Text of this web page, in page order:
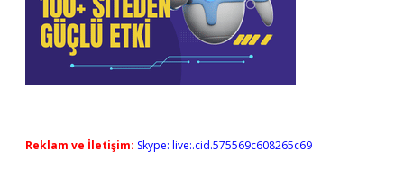
Reklam ve İletişim: Skype: live:.cid.575569c608265c69